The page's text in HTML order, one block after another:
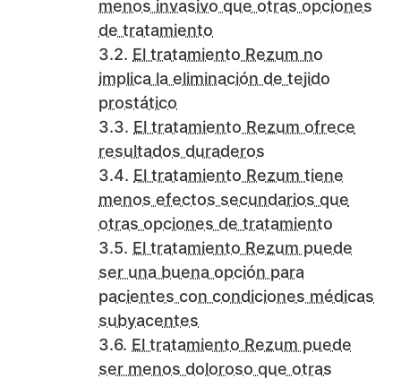
menos invasivo que otras opciones
de tratamiento
El tratamiento Rezum no
implica la eliminación de tejido
prostático
El tratamiento Rezum ofrece
resultados duraderos
El tratamiento Rezum tiene
menos efectos secundarios que
otras opciones de tratamiento
El tratamiento Rezum puede
ser una buena opción para
pacientes con condiciones médicas
subyacentes
El tratamiento Rezum puede
ser menos doloroso que otras